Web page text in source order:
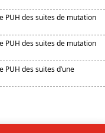
PUH des suites de mutation
PUH des suites de mutation
des suites d’une